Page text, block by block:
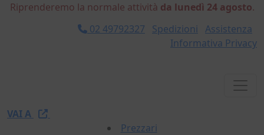
Riprenderemo la normale attività da lunedì 24 agosto.
02 49792327
Spedizioni Assistenza
Informativa Privacy
VAI A
Prezzari